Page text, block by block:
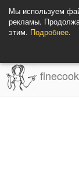
Мы используем
рекламы.
этим. Подробнее.